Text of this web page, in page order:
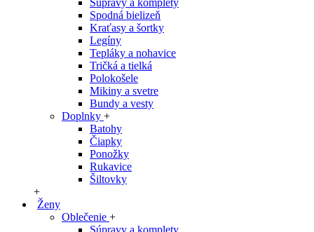
Súpravy a komplety
Spodná bielizeň
Kraťasy a šortky
Legíny
Tepláky a nohavice
Tričká a tielká
Polokošele
Mikiny a svetre
Bundy a vesty
Doplnky +
Batohy
Čiapky
Ponožky
Rukavice
Šiltovky
+
Ženy
Oblečenie +
Súpravy a komplety